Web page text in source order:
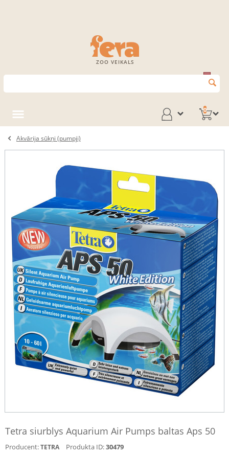
ZOO VEIKALS
0
Akvārija sūkņi (pumpji)
Tetra siurblys Aquarium Air Pumps baltas Aps 50
Producent:TETRA Produkta ID:30479